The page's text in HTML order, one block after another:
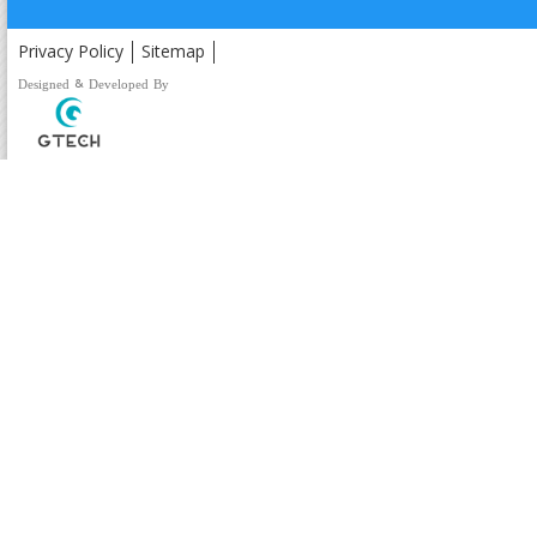
Privacy Policy Sitemap
Designed & Developed By